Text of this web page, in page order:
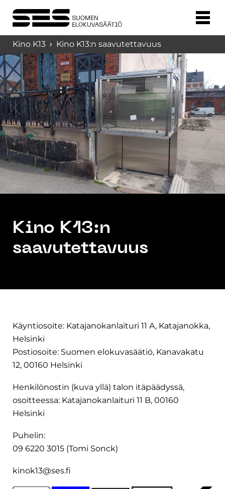
Kino K13 Kino K13:n saavutettavuus
Kino K13:n
saavutettavuus
Käyntiosoite: Katajanokanlaituri 11 A, Katajanokka,
Helsinki
Postiosoite: Suomen elokuvasäätiö, Kanavakatu
12, 00160 Helsinki
Henkilönostin (kuva yllä) talon itäpäädyssä,
osoitteessa: Katajanokanlaituri 11 B, 00160
Helsinki
Puhelin:
09 6220 3015 (Tomi Sonck)
kinok13@ses.fi